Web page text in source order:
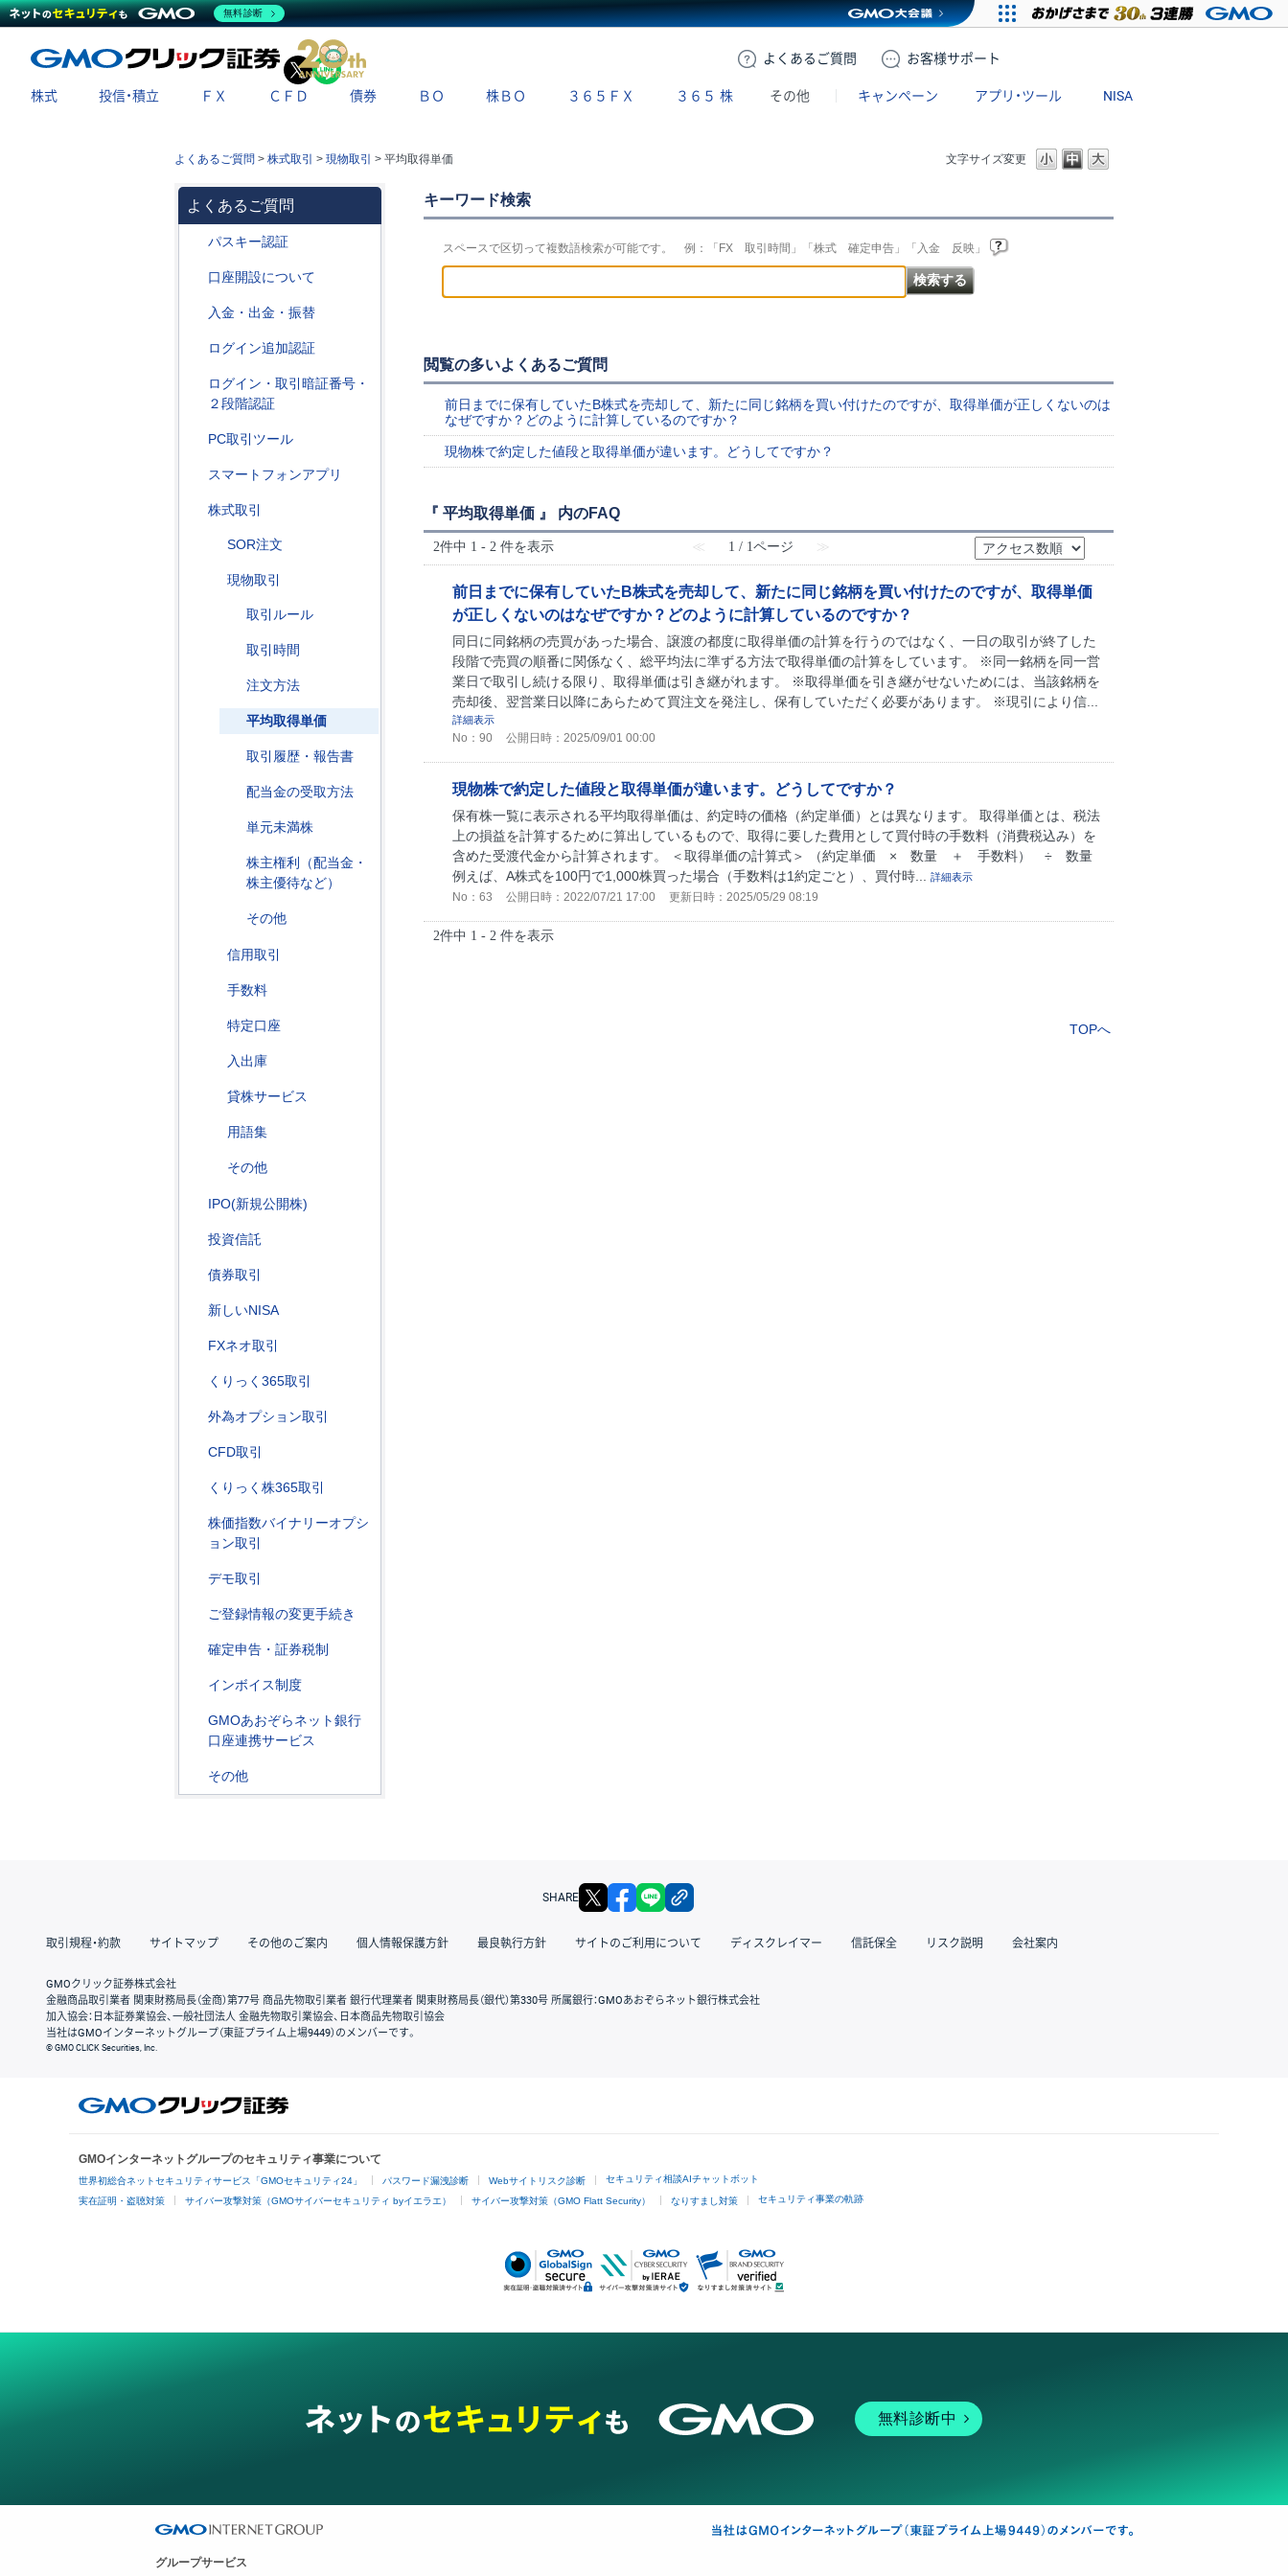
よくある ご質問 お客様サポート
X
株式 投信・積立 ＦＸ ＣＦＤ 債券 ＢＯ 株ＢＯ ３６５ＦＸ ３６５ 株 その他 キャンペーン アプリ・ツール NISA
文字サイズ変更
よくあるご質問 > 株式取引 > 現物取引 > 平均取得単価
よくあるご質問
パスキー認証
口座開設について
入金・出金・振替
ログイン追加認証
ログイン・取引暗証番号・
２段階認証
PC取引ツール
スマートフォンアプリ
株式取引
SOR注文
現物取引
取引ルール
取引時間
注文方法
平均取得単価
取引履歴・報告書
配当金の受取方法
単元未満株
株主権利（配当金・
株主優待など）
その他
信用取引
手数料
特定口座
入出庫
貸株サービス
用語集
その他
IPO(新規公開株)
投資信託
債券取引
新しいNISA
FXネオ取引
くりっく365取引
外為オプション取引
CFD取引
くりっく株365取引
株価指数バイナリーオプシ
ョン取引
デモ取引
ご登録情報の変更手続き
確定申告・証券税制
インボイス制度
GMOあおぞらネット銀行
口座連携サービス
その他
キーワード検索
スペースで区切って複数語検索が可能です。 例：「FX 取引時間」「株式 確定申告」「入金 反映」
閲覧の多いよくあるご質問
前日までに保有していたB株式を売却して、新たに同じ銘柄を買い付けたのですが、取得単価が正しくないのは
なぜですか？どのように計算しているのですか？
現物株で約定した値段と取得単価が違います。どうしてですか？
『 平均取得単価 』 内のFAQ
2件中 1 - 2 件を表示 ≪ 1 / 1ページ ≫
前日までに保有していたB株式を売却して、新たに同じ銘柄を買い付けたのですが、取得単価
が正しくないのはなぜですか？どのように計算しているのですか？
同日に同銘柄の売買があった場合、譲渡の都度に取得単価の計算を行うのではなく、一日の取引が終了した
段階で売買の順番に関係なく、総平均法に準ずる方法で取得単価の計算をしています。 ※同一銘柄を同一営
業日で取引し続ける限り、取得単価は引き継がれます。 ※取得単価を引き継がせないためには、当該銘柄を
売却後、翌営業日以降にあらためて買注文を発注し、保有していただく必要があります。 ※現引により信...
詳細表示
No：90 公開日時：2025/09/01 00:00
現物株で約定した値段と取得単価が違います。どうしてですか？
保有株一覧に表示される平均取得単価は、約定時の価格（約定単価）とは異なります。 取得単価とは、税法
上の損益を計算するために算出しているもので、取得に要した費用として買付時の手数料（消費税込み）を
含めた受渡代金から計算されます。 ＜取得単価の計算式＞ （約定単価 × 数量 ＋ 手数料） ÷ 数量
例えば、A株式を100円で1,000株買った場合（手数料は1約定ごと）、買付時...
詳細表示
No：63 公開日時：2022/07/21 17:00 更新日時：2025/05/29 08:19
2件中 1 - 2 件を表示
TOPへ
SHARE X facebook
取引規程・約款 サイトマップ その他のご案内 個人情報保護方針 最良執行方針 サイトのご利用について ディスクレイマー 信託保全 リスク説明 会社案内
GMOクリック証券株式会社
金融商品取引業者 関東財務局長（金商）第77号 商品先物取引業者 銀行代理業者 関東財務局長（銀代）第330号 所属銀行：GMOあおぞらネット銀行株式会社
加入協会：日本証券業協会、一般社団法人 金融先物取引業協会、日本商品先物取引協会
当社はGMOインターネットグループ（東証プライム上場9449）のメンバーです。
© GMO CLICK Securities, Inc.
GMOインターネットグループのセキュリティ事業について
世界初総合ネットセキュリティサービス「GMOセキュリティ24」 パスワード漏洩診断 Webサイトリスク診断 セキュリティ相談AIチャットボット
実在証明・盗聴対策 サイバー攻撃対策（GMOサイバーセキュリティ byイエラエ） サイバー攻撃対策（GMO Flatt Security） なりすまし対策 セキュリティ事業の軌跡
無料診断中
グループサービス
無料診断